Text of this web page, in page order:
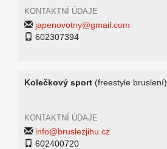
KONTAKTNÍ ÚDAJE
japenovotny@gmail.com
602307394
Kolečkový sport (freestyle bruslení)
KONTAKTNÍ ÚDAJE
info@bruslezjihu.cz
602400720